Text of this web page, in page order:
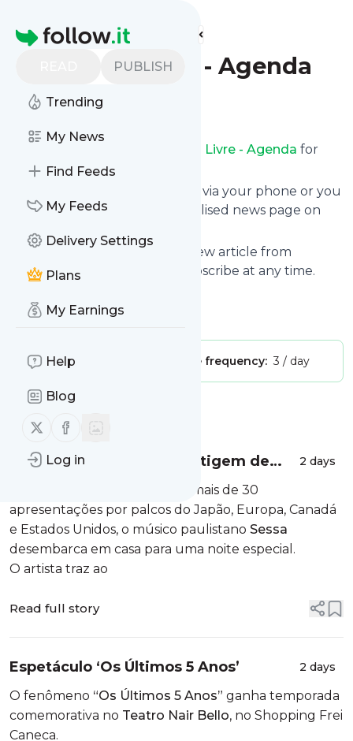
Homepage
PUBLISH
Trending
My News
Find Feeds
My Feeds
Delivery Settings
Plans
My Earnings
Help
Blog
Follow us on X (twitter)
Follow us on Facebook
Log in
Find more feeds
Catraca Livre - Agenda
Follow
Catraca Livre - Agenda for
free, starting right now.
We can deliver them by email, via your phone or you
can read them from a personalised news page on
This way you won't miss any new article from
Catraca Livre - Agenda
. Unsubscribe at any time.
Is this your feed?Claim it
Publisher: Message frequency:3 / day
MessageHistory
Sessa lança ‘Pequena Vertigem de
2 days
Depois de girar o mundo em mais de 30
apresentações por palcos do Japão, Europa, Canadá
e Estados Unidos, o músico paulistano Sessa
desembarca em casa para uma noite especial.
O artista traz ao
Read full story
Espetáculo ‘Os Últimos 5 Anos’ 2 days
O fenômeno “Os Últimos 5 Anos” ganha temporada
comemorativa no Teatro Nair Bello, no Shopping Frei
Caneca.